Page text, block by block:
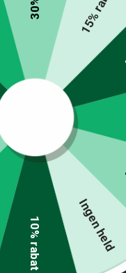
17,00
Vores røde brandmandshat
brandmand i træning.
kostumefester,
uden tvivl bringe timevis af
This product has
Brandmandshat
til
børn
Ingen held
10% rabat